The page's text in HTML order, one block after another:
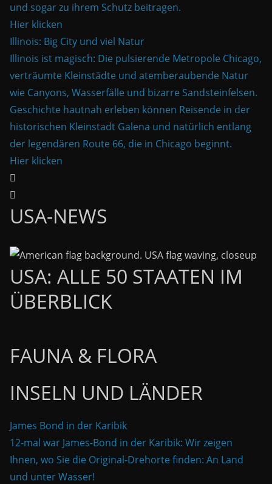
und sogar zu ihrem Schutz beitragen.
Hier klicken
Illinois: Big City und viel Natur
Illinois ist magisch: Die pulsierende Metropole Chicago,
verträumte Kleinstädte und atemberaubende Natur
wie Canyons, Wasserfälle und bizarre Sandsteinfelsen.
Geschichte hautnah erleben können Reisende in der
historischen Kleinstadt Galena und natürlich entlang
der legendären Route 66, die in Chicago beginnt.
Hier klicken
USA-NEWS
USA: ALLE 50 STAATEN IM
ÜBERBLICK
FAUNA & FLORA
INSELN UND LÄNDER
James Bond in der Karibik
12-mal war James-Bond in der Karibik: Wir zeigen
Ihnen, wo Sie die Original-Drehorte finden: An Land
und unter Wasser!